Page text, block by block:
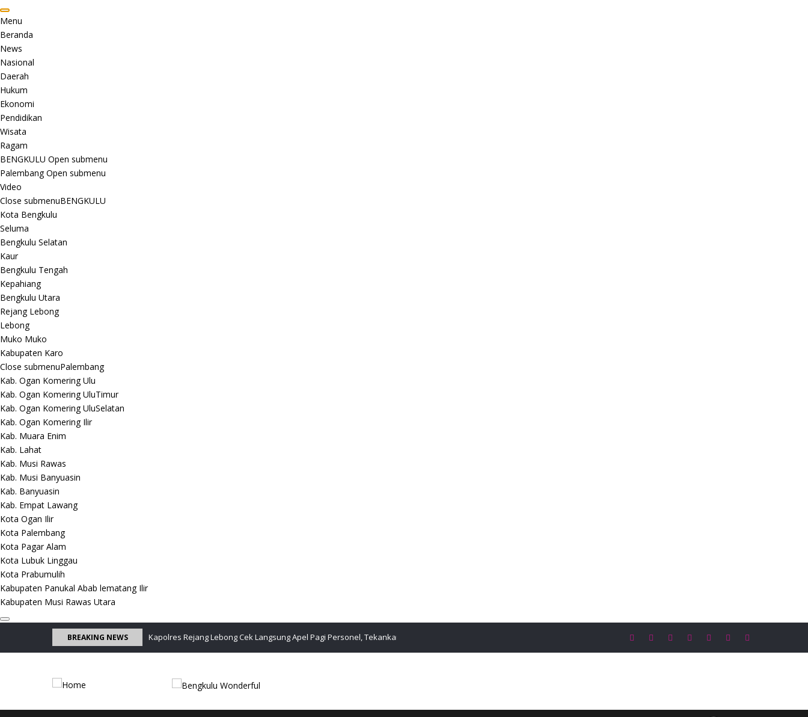
Menu
Beranda
News
Nasional
Daerah
Hukum
Ekonomi
Pendidikan
Wisata
Ragam
BENGKULU Open submenu
Palembang Open submenu
Video
Close submenuBENGKULU
Kota Bengkulu
Seluma
Bengkulu Selatan
Kaur
Bengkulu Tengah
Kepahiang
Bengkulu Utara
Rejang Lebong
Lebong
Muko Muko
Kabupaten Karo
Close submenuPalembang
Kab. Ogan Komering Ulu
Kab. Ogan Komering UluTimur
Kab. Ogan Komering UluSelatan
Kab. Ogan Komering Ilir
Kab. Muara Enim
Kab. Lahat
Kab. Musi Rawas
Kab. Musi Banyuasin
Kab. Banyuasin
Kab. Empat Lawang
Kota Ogan Ilir
Kota Palembang
Kota Pagar Alam
Kota Lubuk Linggau
Kota Prabumulih
Kabupaten Panukal Abab lematang Ilir
Kabupaten Musi Rawas Utara
BREAKING NEWS
Melalui Pengawasan dan
Kapolres Rejang Lebong Cek Langsung Apel Pagi Personel, Tekankan Disiplin dan
Profesionalisme
Sinergi Lintas Matra TNI AD dan TNI AL Perkuat Semangat TMMD Reguler Ke-129 Kodim
0714/Salatiga